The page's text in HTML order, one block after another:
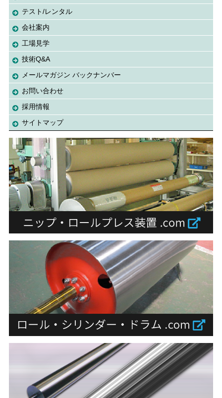
テスト/レンタル
会社案内
工場見学
技術Q&A
メールマガジン バックナンバー
お問い合わせ
採用情報
サイトマップ